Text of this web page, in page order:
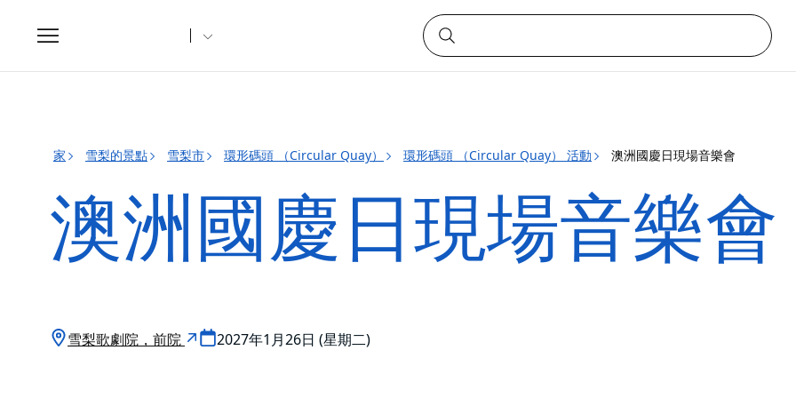
Toggle
navigation
家 雪梨的景點 雪梨市 環形碼頭 （Circular Quay） 環形碼頭 （Circular Quay） 活動 澳洲國慶日現場音樂會
澳洲國慶日現場音樂會
雪梨歌劇院，前院 2027年1月26日 (星期二)